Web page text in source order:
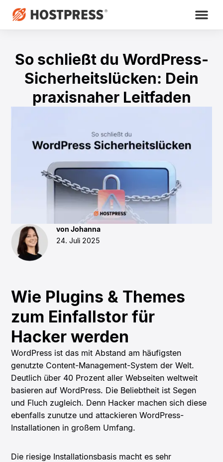
So schließt du WordPress-
Sicherheitslücken: Dein
praxisnaher Leitfaden
von Johanna
24. Juli 2025
Wie Plugins & Themes
zum Einfallstor für
Hacker werden
WordPress ist das mit Abstand am häufigsten
genutzte Content-Management-System der Welt.
Deutlich über 40 Prozent aller Webseiten weltweit
basieren auf WordPress. Die Beliebtheit ist Segen
und Fluch zugleich. Denn Hacker machen sich diese
ebenfalls zunutze und attackieren WordPress-
Installationen in großem Umfang.
Die riesige Installationsbasis macht es sehr